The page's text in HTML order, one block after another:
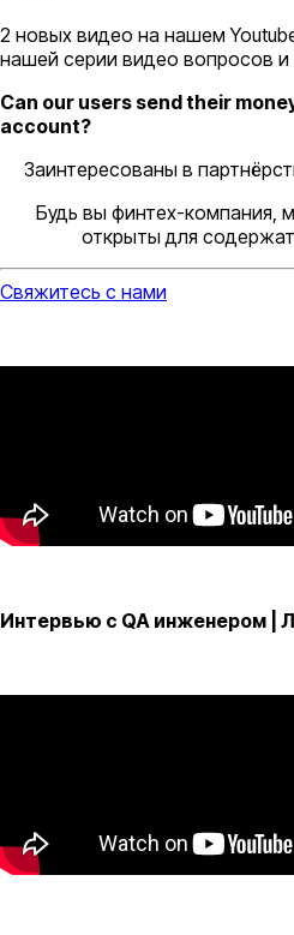
2 новых видео на нашем
нашей серии видео вопросов и
Can our users send their
account?
Заинтересованы в
Будь вы финтех-компания,
открыты для
Свяжитесь с нами
Интервью с QA инженером |